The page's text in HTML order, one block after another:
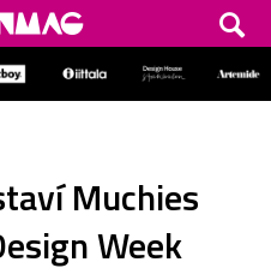
Muchies
Week